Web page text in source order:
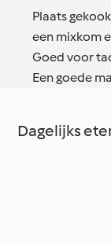
Plaats
een mixkom
Goed voor
Een goede
Dagelijks